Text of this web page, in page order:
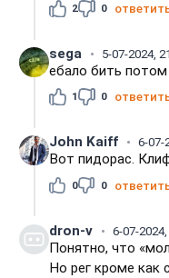
2 0
sega 5-07-2024,
ебало бить потом
1 0
John Kaiff 6-07-
Вот пидорас.
0 0
dron-v 6-07-
Понятно, что
Но рег кроме как